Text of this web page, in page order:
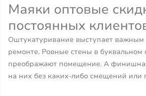
Маяки оптовые
постоянных
Оштукатуривание выступает
ремонте. Ровные стены в буквальном
преображают помещение. А
на них без каких-либо смещений или